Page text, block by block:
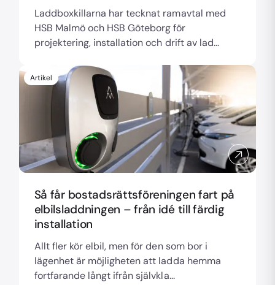
Laddboxkillarna har tecknat ramavtal med
HSB Malmö och HSB Göteborg för
projektering, installation och drift av lad...
Artikel
Så får bostadsrättsföreningen fart på
elbilsladdningen – från idé till färdig
installation
Allt fler kör elbil, men för den som bor i
lägenhet är möjligheten att ladda hemma
fortfarande långt ifrån självkla...